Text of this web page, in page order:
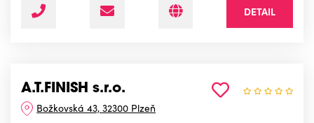
DETAIL
A.T.FINISH s.r.o.
Božkovská 43, 32300 Plzeň